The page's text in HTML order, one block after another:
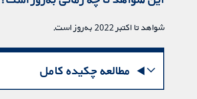
شواهد تا اکتبر 2022 به‌روز است.
مطالعه چکیده کامل